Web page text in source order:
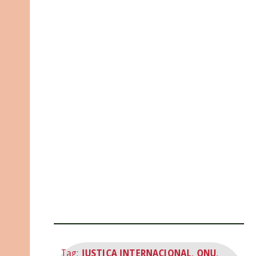
Tag: JUSTIÇA INTERNACIONAL, ONU,